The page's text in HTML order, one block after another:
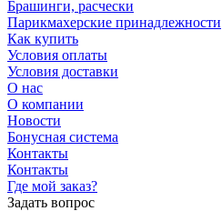
Брашинги, расчески
Парикмахерские принадлежности
Как купить
Условия оплаты
Условия доставки
О нас
О компании
Новости
Бонусная система
Контакты
Контакты
Где мой заказ?
Задать вопрос